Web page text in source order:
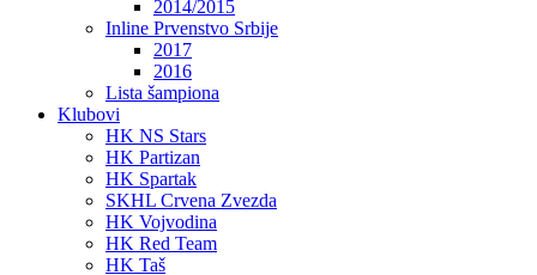
2014/2015
Inline Prvenstvo Srbije
2017
2016
Lista šampiona
Klubovi
HK NS Stars
HK Partizan
HK Spartak
SKHL Crvena Zvezda
HK Vojvodina
HK Red Team
HK Taš